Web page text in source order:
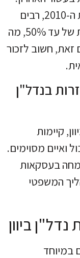
לאחר המשבר הכלכלי בתחילת שנות ה-2010, רבים
מהיוונים נאלצו למכור נכסים בהנחות של עד 50%, מה
זאת, חשוב לזכור
בנדל"ן
קיימות
ואיים מסוימים.
בעסקאות
המשפטי
ביוון
במיוחד